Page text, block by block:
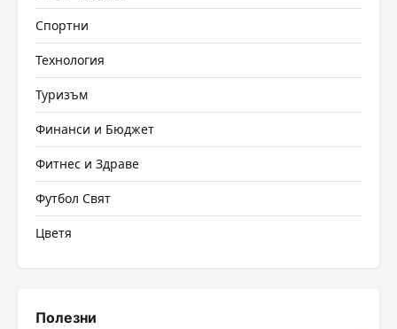
Спортни
Технология
Туризъм
Финанси и Бюджет
Фитнес и Здраве
Футбол Свят
Цветя
Полезни